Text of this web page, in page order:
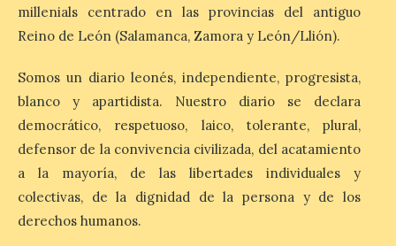
Patrimonio Nacional
cancela la temporada de
fuentes de La Granja ante
Esta medida afecta a los
espectáculos nocturnos
de la Fuente Baños de
Diana previstos para los
días 8, 15 y 22 de agosto,
así como al encendido extraordinario del
millenials centrado en las provincias del antiguo
Reino de León (Salamanca, Zamora y León/Llión).
Somos un diario leonés, independiente, progresista,
blanco y apartidista. Nuestro diario se declara
democrático, respetuoso, laico, tolerante, plural,
defensor de la convivencia civilizada, del acatamiento
a la mayoría, de las libertades individuales y
colectivas, de la dignidad de la persona y de los
derechos humanos.